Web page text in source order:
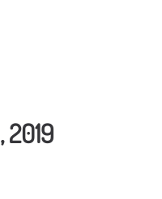
2019